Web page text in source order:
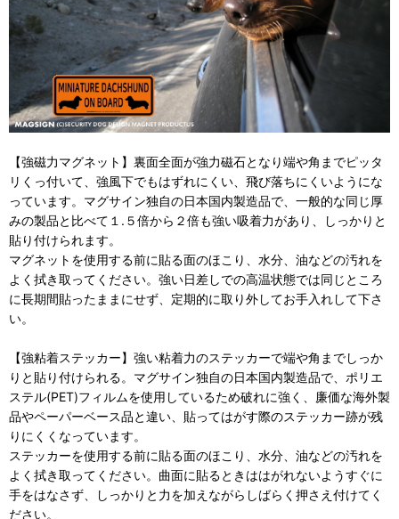
【強磁力マグネット】裏面全面が強力磁石となり端や角までピッタ
リくっ付いて、強風下でもはずれにくい、飛び落ちにくいようにな
っています。マグサイン独自の日本国内製造品で、一般的な同じ厚
みの製品と比べて１.５倍から２倍も強い吸着力があり、しっかりと
貼り付けられます。
マグネットを使用する前に貼る面のほこり、水分、油などの汚れを
よく拭き取ってください。強い日差しでの高温状態では同じところ
に長期間貼ったままにせず、定期的に取り外してお手入れして下さ
い。
【強粘着ステッカー】強い粘着力のステッカーで端や角までしっか
りと貼り付けられる。マグサイン独自の日本国内製造品で、ポリエ
ステル(PET)フィルムを使用しているため破れに強く、廉価な海外製
品やペーパーベース品と違い、貼ってはがす際のステッカー跡が残
りにくくなっています。
ステッカーを使用する前に貼る面のほこり、水分、油などの汚れを
よく拭き取ってください。曲面に貼るときははがれないようすぐに
手をはなさず、しっかりと力を加えながらしばらく押さえ付けてく
ださい。